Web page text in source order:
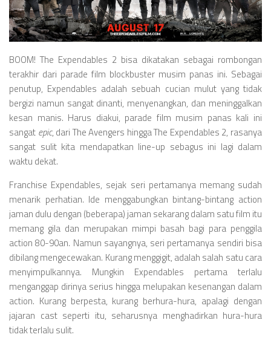
Television
Games
BOOM! The Expendables 2 bisa dikatakan sebagai rombongan
terakhir dari parade film blockbuster musim panas ini. Sebagai
penutup, Expendables adalah sebuah cucian mulut yang tidak
bergizi namun sangat dinanti, menyenangkan, dan meninggalkan
kesan manis. Harus diakui, parade film musim panas kali ini
sangat epic, dari The Avengers hingga The Expendables 2, rasanya
sangat sulit kita mendapatkan line-up sebagus ini lagi dalam
waktu dekat.
Franchise Expendables, sejak seri pertamanya memang sudah
menarik perhatian. Ide menggabungkan bintang-bintang action
jaman dulu dengan (beberapa) jaman sekarang dalam satu film itu
memang gila dan merupakan mimpi basah bagi para penggila
action 80-90an. Namun sayangnya, seri pertamanya sendiri bisa
dibilang mengecewakan. Kurang menggigit, adalah salah satu cara
menyimpulkannya. Mungkin Expendables pertama terlalu
menganggap dirinya serius hingga melupakan kesenangan dalam
action. Kurang berpesta, kurang berhura-hura, apalagi dengan
jajaran cast seperti itu, seharusnya menghadirkan hura-hura
tidak terlalu sulit.